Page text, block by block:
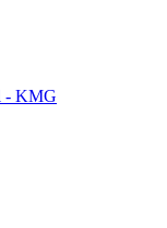
- KMG